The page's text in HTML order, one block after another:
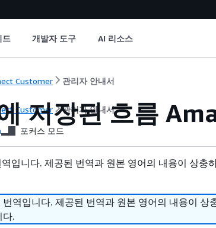
드 개발자 도구 AI 리소스
Customer 관리자 안내서
Customer 관리자 안내서
저장된 흐름
포커스 모드
입니다. 제공된 번역과 원본 영어의 내용이 상충
역입니다. 제공된 번역과 원본 영어의 내용이 상
다.